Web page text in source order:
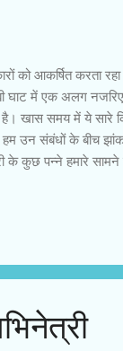
को आकर्षित करता
घाट में एक अलग
है। खास समय में ये
उन संबंधों के बीच
के कुछ पन्ने हमारे
बिताते हैं और बगैर
खुद को शाय...